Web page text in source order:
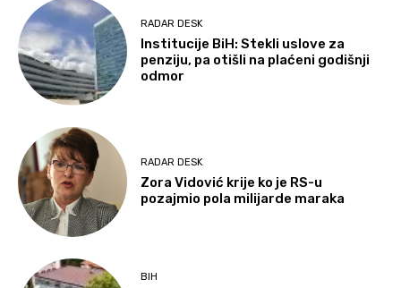
RADAR DESK
Institucije BiH: Stekli uslove za
penziju, pa otišli na plaćeni godišnji
odmor
RADAR DESK
Zora Vidović krije ko je RS-u
pozajmio pola milijarde maraka
BIH